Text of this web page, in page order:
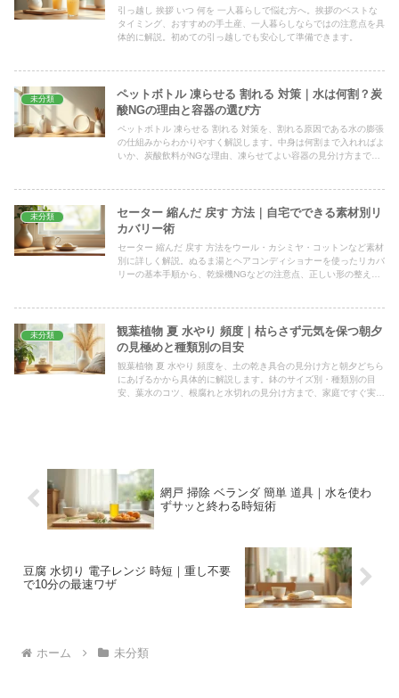
引っ越し 挨拶 いつ 何を 一人暮らしで悩む方へ。挨拶のベストな
タイミング、おすすめの手土産、一人暮らしならではの注意点を具
体的に解説。初めての引っ越しでも安心して準備できます。
未分類
ペットボトル 凍らせる 割れる 対策｜水は何割？炭
酸NGの理由と容器の選び方
ペットボトル 凍らせる 割れる 対策を、割れる原因である水の膨張
の仕組みからわかりやすく解説します。中身は何割まで入れればよ
いか、炭酸飲料がNGな理由、凍らせてよい容器の見分け方まで、
未分類
セーター 縮んだ 戻す 方法｜自宅でできる素材別リ
カバリー術
セーター 縮んだ 戻す 方法をウール・カシミヤ・コットンなど素材
別に詳しく解説。ぬるま湯とヘアコンディショナーを使ったリカバ
リーの基本手順から、乾燥機NGなどの注意点、正しい形の整え方
未分類
観葉植物 夏 水やり 頻度｜枯らさず元気を保つ朝夕
の見極めと種類別の目安
観葉植物 夏 水やり 頻度を、土の乾き具合の見分け方と朝夕どちら
にあげるかから具体的に解説します。鉢のサイズ別・種類別の目
安、葉水のコツ、根腐れと水切れの見分け方まで、家庭ですぐ実践
網戸 掃除 ベランダ 簡単 道具｜水を使わ
ずサッと終わる時短術
豆腐 水切り 電子レンジ 時短｜重し不要
で10分の最速ワザ
ホーム 未分類